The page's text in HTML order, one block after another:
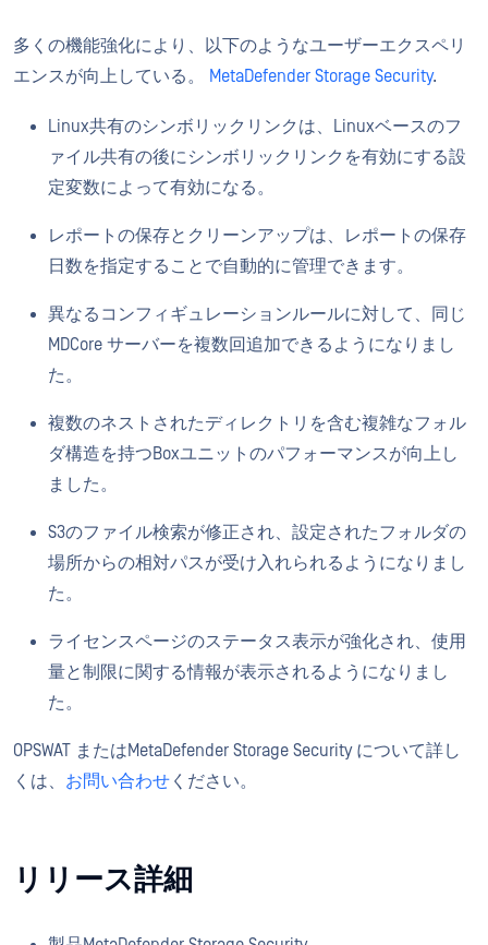
多くの機能強化により、以下のようなユーザーエクスペリ
エンスが向上している。
MetaDefender Storage Security.
Linux共有のシンボリックリンクは、Linuxベースのフ
ァイル共有の後にシンボリックリンクを有効にする設
定変数によって有効になる。
レポートの保存とクリーンアップは、レポートの保存
日数を指定することで自動的に管理できます。
異なるコンフィギュレーションルールに対して、同じ
MDCore サーバーを複数回追加できるようになりまし
た。
複数のネストされたディレクトリを含む複雑なフォル
ダ構造を持つBoxユニットのパフォーマンスが向上し
ました。
S3のファイル検索が修正され、設定されたフォルダの
場所からの相対パスが受け入れられるようになりまし
た。
ライセンスページのステータス表示が強化され、使用
量と制限に関する情報が表示されるようになりまし
た。
OPSWAT またはMetaDefender Storage Security について詳し
くは、 お問い合わせ ください。
リリース詳細